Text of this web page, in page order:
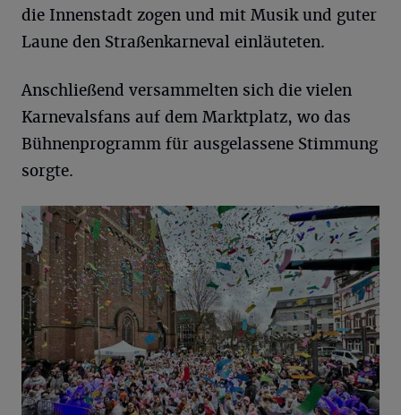
die Innenstadt zogen und mit Musik und guter
Laune den Straßenkarneval einläuteten.
Anschließend versammelten sich die vielen
Karnevalsfans auf dem Marktplatz, wo das
Bühnenprogramm für ausgelassene Stimmung
sorgte.